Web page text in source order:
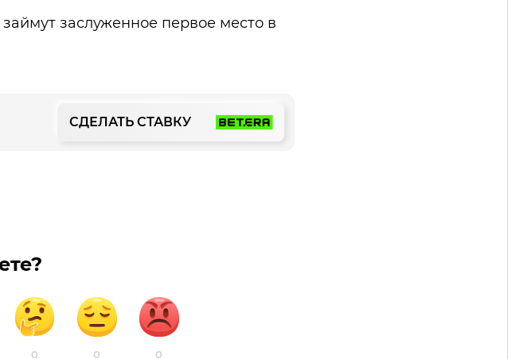
заслуженное первое место в
СДЕЛАТЬ СТАВКУ
0 0 0